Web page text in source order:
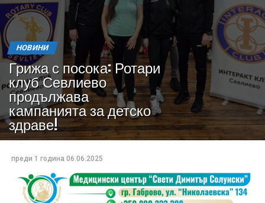
НОВИНИ
Грижа с посока: Ротари
клуб Севлиево
продължава
кампанията за детско
здраве!
преди 1 година 06.06.2025